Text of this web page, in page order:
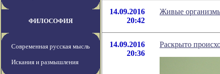
ФИЛОСОФИЯ
Современная русская мысль
Искания и размышления
14.09.2016
20:42
Живые
14.09.2016
20:36
Раскрыто